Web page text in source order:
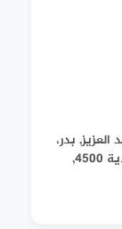
بدر،
92XR+4P4 الدمام المملكة العربية السعودية 4500,